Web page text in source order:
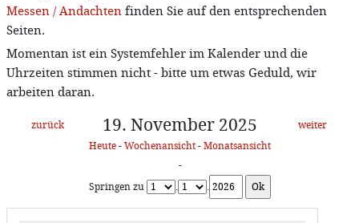
Messen / Andachten finden Sie auf den entsprechenden
Seiten.
Momentan ist ein Systemfehler im Kalender und die
Uhrzeiten stimmen nicht - bitte um etwas Geduld, wir
arbeiten daran.
zurück 19. November 2025
weiter
Heute - Wochenansicht - Monatsansicht
-
Springen zu
. .